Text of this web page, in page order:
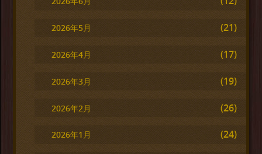
2026年5月 (21)
2026年4月 (17)
2026年3月 (19)
2026年2月 (26)
2026年1月 (24)